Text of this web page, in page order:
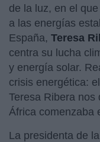
de la luz, en el que
a las energías
España, Teresa
centra su lucha
y energía solar.
crisis energética:
Teresa Ribera nos
África comenzaba
La presidenta de la